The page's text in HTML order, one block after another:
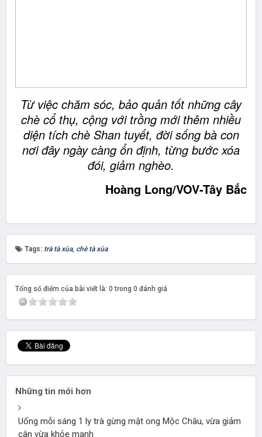
Từ việc chăm sóc, bảo quản tốt những cây
chè cổ thụ, cộng với trồng mới thêm nhiều
diện tích chè Shan tuyết, đời sống bà con
nơi đây ngày càng ổn định, từng bước xóa
đói, giảm nghèo.
Hoàng Long/VOV-Tây Bắc
Tags: trà tà xùa, chè tà xùa
Tổng số điểm của bài viết là: 0 trong 0 đánh giá
Những tin mới hơn
Uống mỗi sáng 1 ly trà gừng mật ong Mộc Châu, vừa giảm
cân vừa khỏe mạnh